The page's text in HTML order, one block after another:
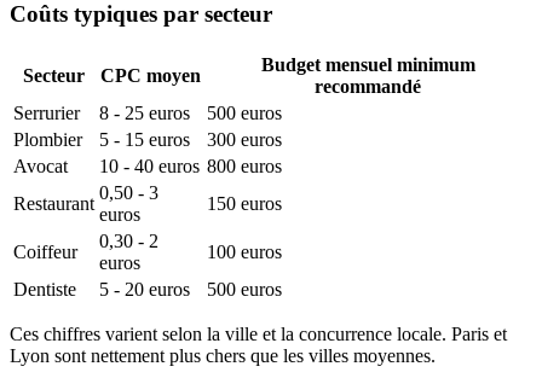
Coûts typiques par secteur
Secteur CPC moyen
Budget mensuel minimum
recommandé
Serrurier
8 - 25 euros
500 euros
Plombier
5 - 15 euros
300 euros
Avocat
10 - 40 euros 800 euros
Restaurant
0,50 - 3
euros
150 euros
Coiffeur
0,30 - 2
euros
100 euros
Dentiste
5 - 20 euros 500 euros
Ces chiffres varient selon la ville et la concurrence locale. Paris et
Lyon sont nettement plus chers que les villes moyennes.